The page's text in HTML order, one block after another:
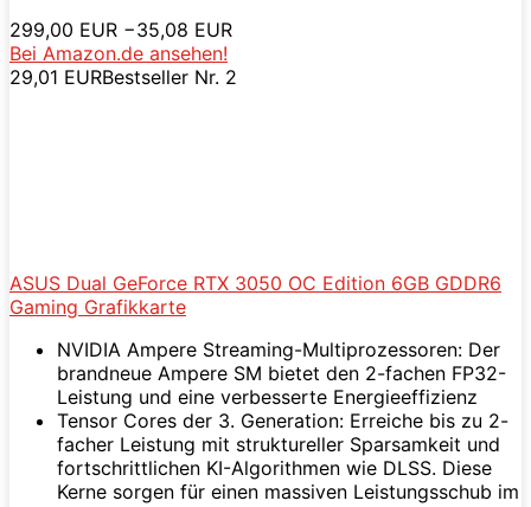
299,00 EUR −35,08 EUR
Bei Amazon.de ansehen!
29,01 EURBestseller Nr. 2
ASUS Dual GeForce RTX 3050 OC Edition 6GB GDDR6
Gaming Grafikkarte
NVIDIA Ampere Streaming-Multiprozessoren: Der
brandneue Ampere SM bietet den 2-fachen FP32-
Leistung und eine verbesserte Energieeffizienz
Tensor Cores der 3. Generation: Erreiche bis zu 2-
facher Leistung mit struktureller Sparsamkeit und
fortschrittlichen KI-Algorithmen wie DLSS. Diese
Kerne sorgen für einen massiven Leistungsschub im